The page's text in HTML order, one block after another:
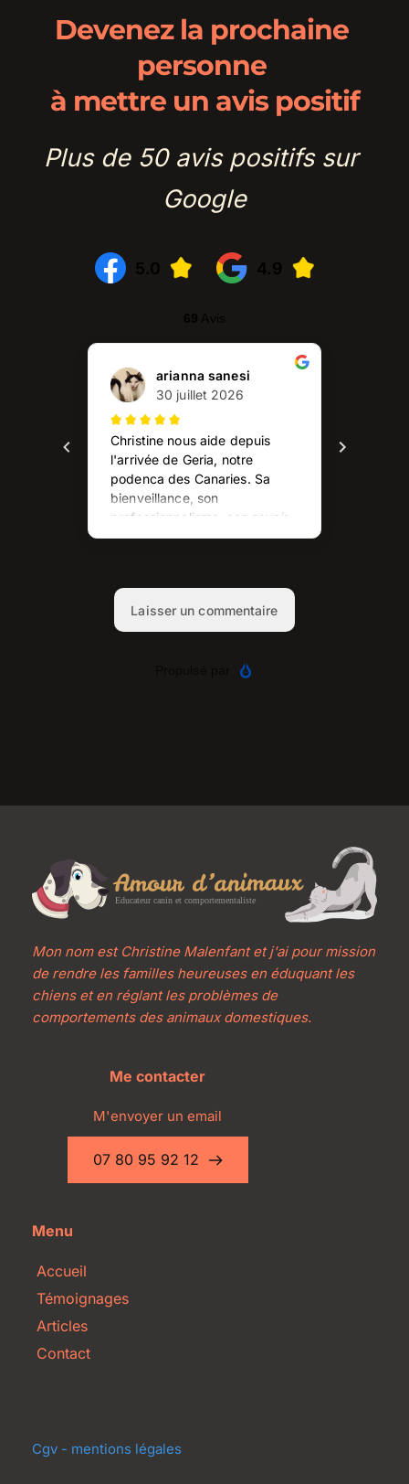
Devenez la prochaine
personne
à mettre un avis positif
Plus de 50 avis positifs sur
Google
Mon nom est Christine Malenfant et j'ai pour mission
de rendre les familles heureuses en éduquant les
chiens et en réglant les problèmes de
comportements des animaux domestiques.
Me contacter
M'envoyer un email
07 80 95 92 12
Menu
Accueil
Témoignages
Articles
Contact
Cgv - mentions légales